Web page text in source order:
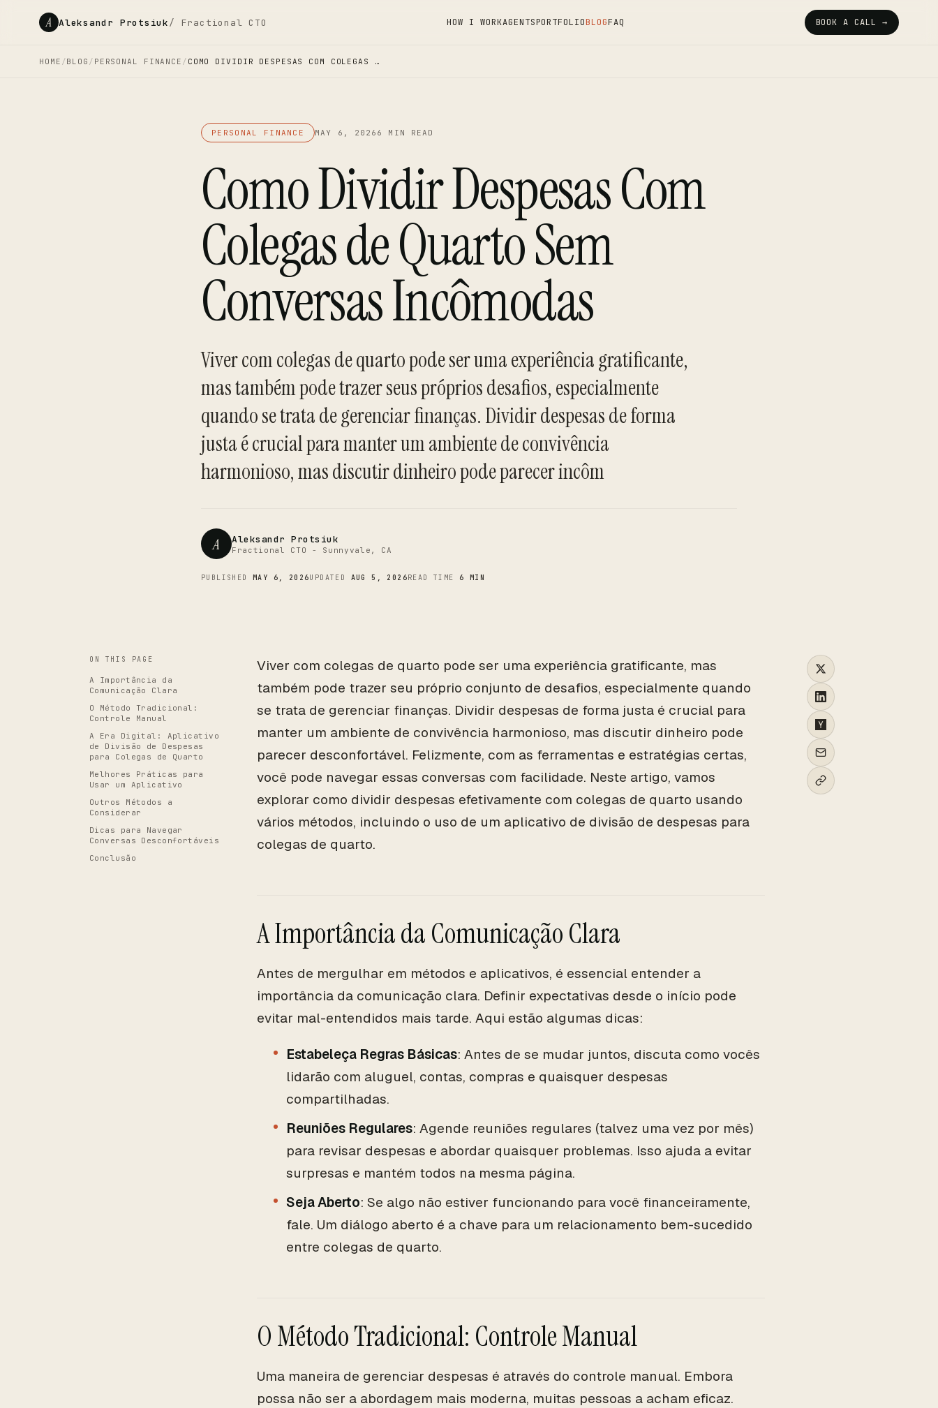
A Aleksandr Protsiuk/ Fractional CTO HOW I WORKAGENTSPORTFOLIOBLOGFAQ BOOK A CALL →
HOME /BLOG / PERSONAL FINANCE / COMO DIVIDIR DESPESAS COM COLEGAS …
PERSONAL FINANCE MAY 6, 2026 6 MIN READ
Como Dividir Despesas Com
Colegas de Quarto Sem
Conversas Incômodas
Viver com colegas de quarto pode ser uma experiência gratificante,
mas também pode trazer seus próprios desafios, especialmente
quando se trata de gerenciar finanças. Dividir despesas de forma
justa é crucial para manter um ambiente de convivência
harmonioso, mas discutir dinheiro pode parecer incôm
A Aleksandr Protsiuk
Fractional CTO - Sunnyvale, CA
PUBLISHED MAY 6, 2026UPDATED AUG 5, 2026READ TIME 6 MIN
CTO
ON THIS PAGE
A Importância da
Comunicação Clara
O Método Tradicional:
Controle Manual
A Era Digital: Aplicativo
de Divisão de Despesas
para Colegas de Quarto
Melhores Práticas para
Usar um Aplicativo
Outros Métodos a
Considerar
Dicas para Navegar
Conversas Desconfortáveis
Conclusão
Viver com colegas de quarto pode ser uma experiência gratificante, mas
também pode trazer seu próprio conjunto de desafios, especialmente quando
se trata de gerenciar finanças. Dividir despesas de forma justa é crucial para
manter um ambiente de convivência harmonioso, mas discutir dinheiro pode
parecer desconfortável. Felizmente, com as ferramentas e estratégias certas,
você pode navegar essas conversas com facilidade. Neste artigo, vamos
explorar como dividir despesas efetivamente com colegas de quarto usando
vários métodos, incluindo o uso de um aplicativo de divisão de despesas para
colegas de quarto.
A Importância da Comunicação Clara
Antes de mergulhar em métodos e aplicativos, é essencial entender a
importância da comunicação clara. Definir expectativas desde o início pode
evitar mal-entendidos mais tarde. Aqui estão algumas dicas:
Estabeleça Regras Básicas: Antes de se mudar juntos, discuta como vocês
lidarão com aluguel, contas, compras e quaisquer despesas
compartilhadas.
Reuniões Regulares: Agende reuniões regulares (talvez uma vez por mês)
para revisar despesas e abordar quaisquer problemas. Isso ajuda a evitar
surpresas e mantém todos na mesma página.
Seja Aberto: Se algo não estiver funcionando para você financeiramente,
fale. Um diálogo aberto é a chave para um relacionamento bem-sucedido
entre colegas de quarto.
O Método Tradicional: Controle Manual
Uma maneira de gerenciar despesas é através do controle manual. Embora
possa não ser a abordagem mais moderna, muitas pessoas a acham eficaz.